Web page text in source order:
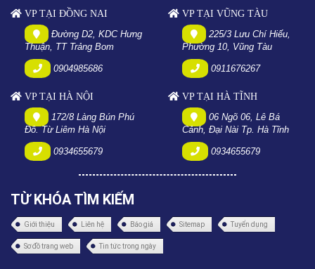
VP TẠI ĐỒNG NAI
Đường D2, KDC Hưng
Thuận, TT Trảng Bom
0904985686
VP TẠI VŨNG TÀU
225/3 Lưu Chí Hiếu,
Phường 10, Vũng Tàu
0911676267
VP TẠI HÀ NỘI
172/8 Làng Bún Phú
Đô. Từ Liêm Hà Nội
0934655679
VP TẠI HÀ TĨNH
06 Ngõ 06, Lê Bá
Cảnh, Đại Nài Tp. Hà Tĩnh
0934655679
TỪ KHÓA TÌM KIẾM
Giới thiệu Liên hệ Báo giá Sitemap Tuyển dụng
Sơ đồ trang web Tin tức trong ngày